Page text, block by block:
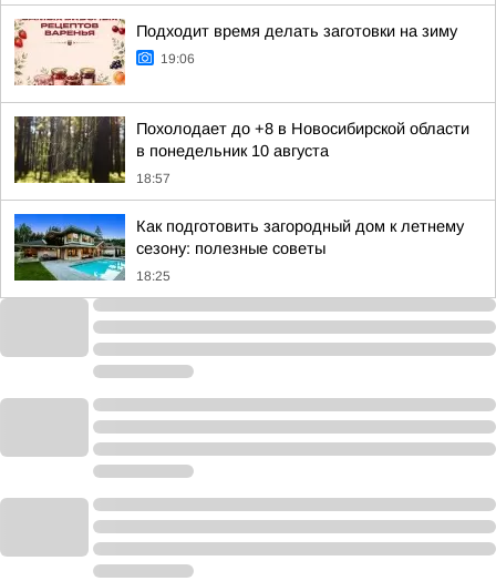
Подходит время делать заготовки на зиму
19:06
Похолодает до +8 в Новосибирской области
в понедельник 10 августа
18:57
Как подготовить загородный дом к летнему
сезону: полезные советы
18:25